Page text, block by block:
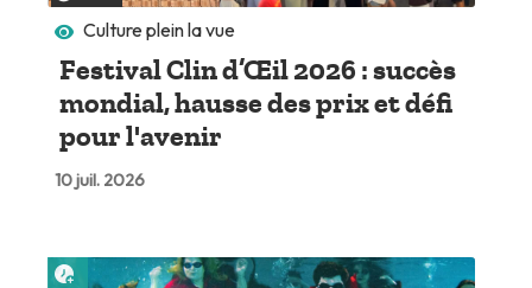
Culture plein la vue
Festival Clin d’Œil 2026 : succès
mondial, hausse des prix et défi
pour l'avenir
10 juil. 2026
Lire plus tard